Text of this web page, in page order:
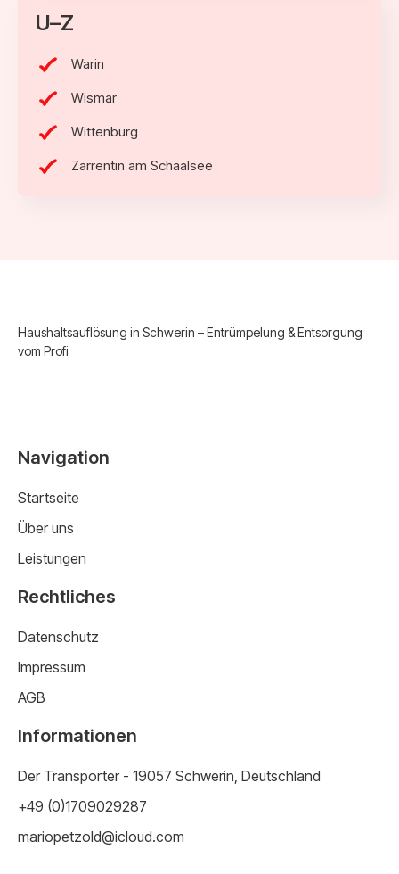
U–Z
Warin
Wismar
Wittenburg
Zarrentin am Schaalsee
Haushaltsauflösung in Schwerin – Entrümpelung & Entsorgung
vom Profi
Navigation
Startseite
Über uns
Leistungen
Rechtliches
Datenschutz
Impressum
AGB
Informationen
Der Transporter - 19057 Schwerin, Deutschland
+49 (0)1709029287
mariopetzold@icloud.com